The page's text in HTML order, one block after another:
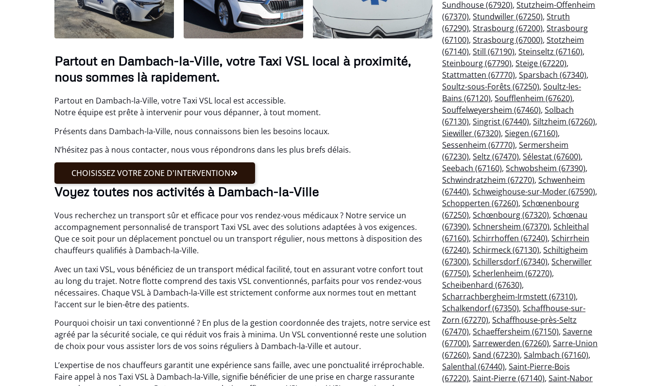
Partout en Dambach-la-Ville, votre Taxi VSL local à proximité,
nous sommes là rapidement.
Partout en Dambach-la-Ville, votre Taxi VSL local est accessible.
Notre équipe est prête à intervenir pour vous dépanner, à tout moment.
Présents dans Dambach-la-Ville, nous connaissons bien les besoins locaux.
N’hésitez pas à nous contacter, nous vous répondrons dans les plus brefs délais.
CHOISISSEZ VOTRE ZONE D'INTERVENTION
Voyez toutes nos activités à Dambach-la-Ville
Vous recherchez un transport sûr et efficace pour vos rendez-vous médicaux ? Notre service un
accompagnement personnalisé de transport Taxi VSL avec des solutions adaptées à vos exigences.
Que ce soit pour un déplacement ponctuel ou un transport régulier, nous mettons à disposition des
chauffeurs qualifiés à Dambach-la-Ville.
Avec un taxi VSL, vous bénéficiez de un transport médical facilité, tout en assurant votre confort tout
au long du trajet. Notre flotte comprend des taxis VSL conventionnés, parfaits pour vos rendez-vous
nécessaires. Chaque VSL à Dambach-la-Ville est strictement conforme aux normes tout en mettant
l’accent sur le bien-être des patients.
Pourquoi choisir un taxi conventionné ? En plus de la gestion coordonnée des trajets, notre service est
agréé par la sécurité sociale, ce qui réduit vos frais à minima. Un VSL conventionné reste une solution
de choix pour vous assister lors de vos soins réguliers à Dambach-la-Ville et autour.
L’expertise de nos chauffeurs garantit une expérience sans faille, avec une ponctualité irréprochable.
Faire appel à nos Taxi VSL à Dambach-la-Ville, signifie bénéficier de une prise en charge rassurante
Sundhouse (67920), Stutzheim-Offenheim
(67370), Stundwiller (67250), Struth
(67290), Strasbourg (67200), Strasbourg
(67100), Strasbourg (67000), Stotzheim
(67140), Still (67190), Steinseltz (67160),
Steinbourg (67790), Steige (67220),
Stattmatten (67770), Sparsbach (67340),
Soultz-sous-Forêts (67250), Soultz-les-
Bains (67120), Soufflenheim (67620),
Souffelweyersheim (67460), Solbach
(67130), Singrist (67440), Siltzheim (67260),
Siewiller (67320), Siegen (67160),
Sessenheim (67770), Sermersheim
(67230), Seltz (67470), Sélestat (67600),
Seebach (67160), Schwobsheim (67390),
Schwindratzheim (67270), Schwenheim
(67440), Schweighouse-sur-Moder (67590),
Schopperten (67260), Schœnenbourg
(67250), Schœnbourg (67320), Schœnau
(67390), Schnersheim (67370), Schleithal
(67160), Schirrhoffen (67240), Schirrhein
(67240), Schirmeck (67130), Schiltigheim
(67300), Schillersdorf (67340), Scherwiller
(67750), Scherlenheim (67270),
Scheibenhard (67630),
Scharrachbergheim-Irmstett (67310),
Schalkendorf (67350), Schaffhouse-sur-
Zorn (67270), Schaffhouse-près-Seltz
(67470), Schaeffersheim (67150), Saverne
(67700), Sarrewerden (67260), Sarre-Union
(67260), Sand (67230), Salmbach (67160),
Salenthal (67440), Saint-Pierre-Bois
(67220), Saint-Pierre (67140), Saint-Nabor